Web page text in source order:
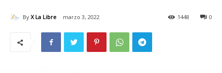
By X La Libre marzo 3, 2022 0
1448